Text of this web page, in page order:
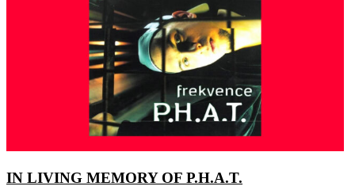
IN LIVING MEMORY OF P.H.A.T.